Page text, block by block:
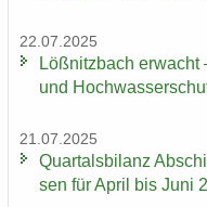
22.07.2025
Löß­nitz­bach er­wacht
und
21.07.2025
Quar­tals­bi­lanz
sen für April bis Juni